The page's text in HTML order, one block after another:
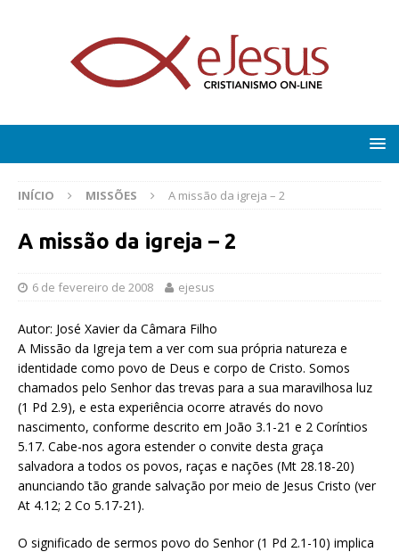
INÍCIO MISSÕES A missão da igreja – 2
A missão da igreja – 2
6 de fevereiro de 2008 ejesus
Autor: José Xavier da Câmara Filho
A Missão da Igreja tem a ver com sua própria natureza e
identidade como povo de Deus e corpo de Cristo. Somos
chamados pelo Senhor das trevas para a sua maravilhosa luz
(1 Pd 2.9), e esta experiência ocorre através do novo
nascimento, conforme descrito em João 3.1-21 e 2 Coríntios
5.17. Cabe-nos agora estender o convite desta graça
salvadora a todos os povos, raças e nações (Mt 28.18-20)
anunciando tão grande salvação por meio de Jesus Cristo (ver
At 4.12; 2 Co 5.17-21).
O significado de sermos povo do Senhor (1 Pd 2.1-10) implica